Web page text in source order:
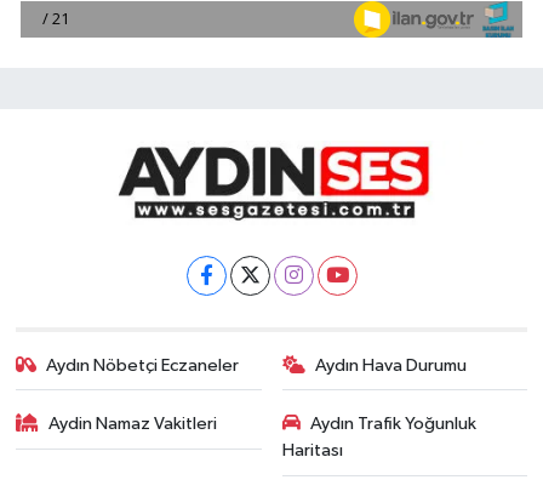
Aydın Nöbetçi Eczaneler Aydın Hava Durumu
Aydin Namaz Vakitleri
Aydın Trafik Yoğunluk
Haritası